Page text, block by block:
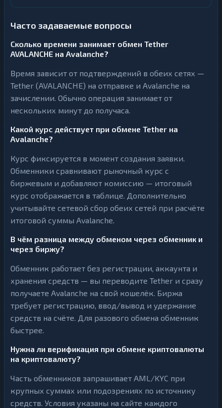
Часто задаваемые вопросы
Сколько времени занимает обмен Tether
AVALANCHE на Avalanche?
Время зависит от подтверждений в обеих сетях —
Tether (AVALANCHE) на отправке и Avalanche на
зачислении. Обычно операция занимает от
нескольких минут до получаса.
Какой курс действует при обмене Tether на
Avalanche?
Курс фиксируется в момент создания заявки.
Обменники сравнивают рыночный курс с
биржевым и добавляют комиссию — итоговый
курс отображается в таблице. Дополнительно
учитывайте сетевой сбор обеих сетей при расчёте
итоговой суммы Avalanche.
В чём разница между обменом через обменник и
через биржу?
Обменник работает без регистрации, аккаунта и
хранения средств — вы переводите Tether и сразу
получаете Avalanche на свой кошелёк. Биржа
требует регистрацию, ввод/вывод и удержание
средств на счёте. Для разового обмена обменник
быстрее.
Нужна ли верификация при обмене криптовалюты
на криптовалюту?
Часть обменников запрашивает AML/KYC при
крупных суммах или подозрениях по источнику
средств. Условия указаны на сайте каждого